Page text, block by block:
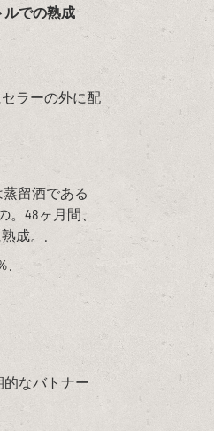
ルでの熟成
ラーの外に配
留酒である
。48ヶ月間、
成。.
.
なバトナー